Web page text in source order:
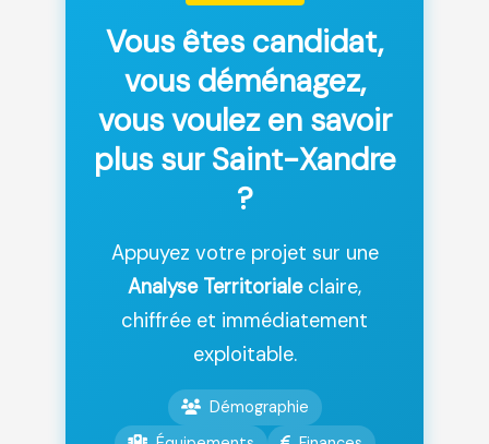
Vous êtes candidat,
vous déménagez,
vous voulez en savoir
plus sur Saint-Xandre
?
Appuyez votre projet sur une
Analyse Territorialeclaire,
chiffrée et immédiatement
exploitable.
Démographie